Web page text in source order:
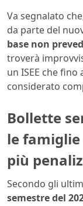
Va segnalato
da parte del
base non
troverà
un ISEE che
considerato
Bollette
le
più
Secondo gli
semestre del